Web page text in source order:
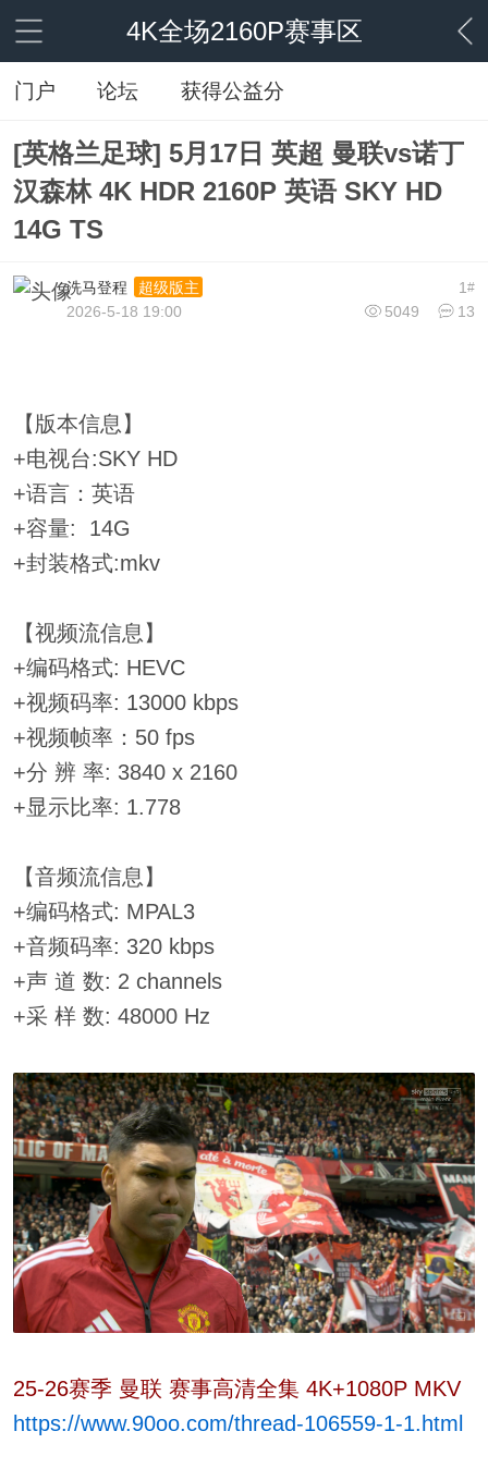
4K全场2160P赛事区
门户 论坛 获得公益分
[英格兰足球] 5月17日 英超 曼联vs诺丁
汉森林 4K HDR 2160P 英语 SKY HD
14G TS
1#
洗马登程
超级版主
5049
13
2026-5-18 19:00
【版本信息】
+电视台:SKY HD
+语言：英语
+容量: 14G
+封装格式:mkv
【视频流信息】
+编码格式: HEVC
+视频码率: 13000 kbps
+视频帧率：50 fps
+分 辨 率: 3840 x 2160
+显示比率: 1.778
【音频流信息】
+编码格式: MPAL3
+音频码率: 320 kbps
+声 道 数: 2 channels
+采 样 数: 48000 Hz
25-26赛季 曼联 赛事高清全集 4K+1080P MKV
https://www.90oo.com/thread-106559-1-1.html